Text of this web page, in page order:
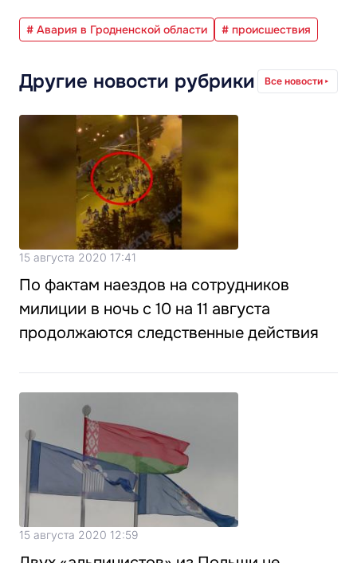
# Авария в Гродненской области # происшествия
Другие новости рубрики Все новости
15 августа 2020 17:41
По фактам наездов на сотрудников
милиции в ночь с 10 на 11 августа
продолжаются следственные действия
15 августа 2020 12:59